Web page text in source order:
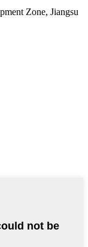
Zone, Jiangsu